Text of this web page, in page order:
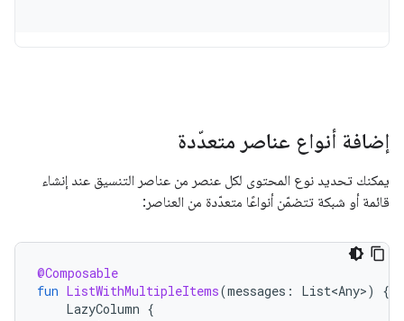
إضافة أنواع عناصر متعدّدة
يمكنك تحديد نوع المحتوى لكل عنصر من عناصر التنسيق عند إنشاء
قائمة أو شبكة تتضمّن أنواعًا متعدّدة من العناصر:
@Composable
fun ListWithMultipleItems(messages : List<Any>)
{
LazyColumn {